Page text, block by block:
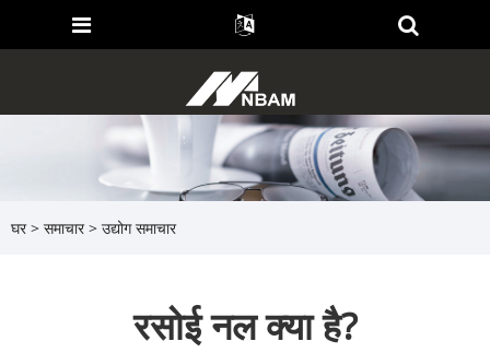
घर > समाचार> उद्योग समाचार
रसोई नल क्या है?